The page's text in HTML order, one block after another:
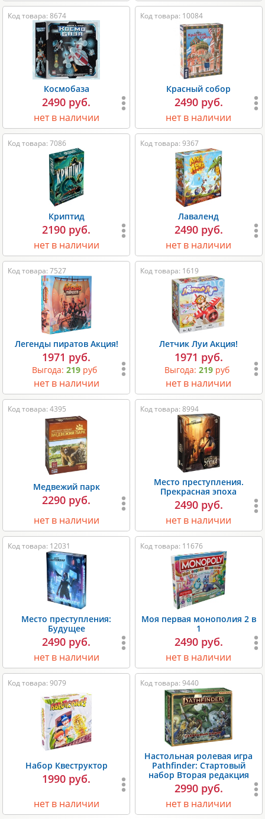
Код товара: 8674
Космобаза
2490 руб.
нет в наличии
Код товара: 10084
Красный собор
2490 руб.
нет в наличии
Код товара: 7086
Криптид
2190 руб.
нет в наличии
Код товара: 9367
Лаваленд
2490 руб.
нет в наличии
Код товара: 7527
Легенды пиратов Акция!
1971 руб.
Выгода:219 руб
нет в наличии
Код товара: 1619
Летчик Луи Акция!
1971 руб.
Выгода: 219руб
нет в наличии
Код товара: 4395
Медвежий парк
2290 руб.
нет в наличии
Код товара: 8994
Место преступления.
Прекрасная эпоха
2490 руб.
нет в наличии
Код товара: 12031
Место преступления:
Будущее
2490 руб.
нет в наличии
Код товара: 11676
Моя первая монополия 2 в
1
2490 руб.
нет в наличии
Код товара: 9079
Набор Квеструктор
1990 руб.
нет в наличии
Код товара: 9440
Настольная ролевая игра
Pathfinder: Стартовый
набор Вторая редакция
2990 руб.
нет в наличии